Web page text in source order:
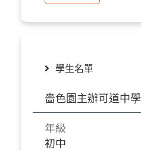
學生名單
嗇色園主辦可道中學
年級
初中